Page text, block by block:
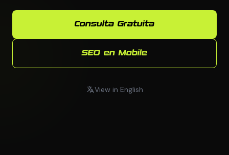
Consulta Gratuita
SEO en Mobile
View in English